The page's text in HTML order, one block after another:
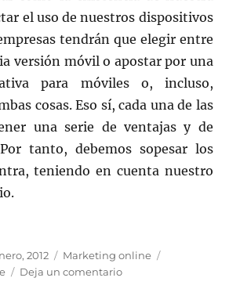
el uso de nuestros dispositivos
tendrán que elegir entre
versión móvil o apostar por una
para móviles o, incluso,
cosas. Eso sí, cada una de las
una serie de ventajas y de
tanto, debemos sopesar los
teniendo en cuenta nuestro
2012 Categorías
Marketing online
Deja un comentarioen